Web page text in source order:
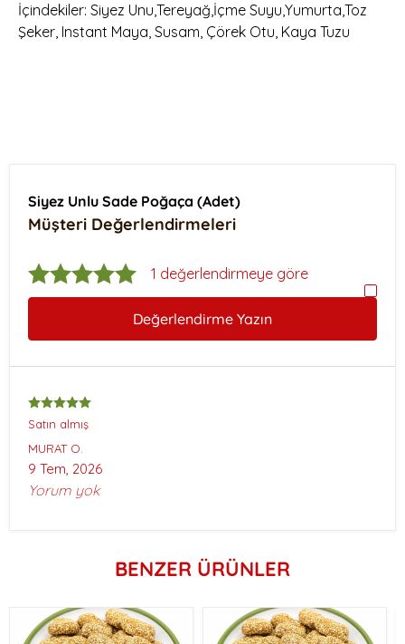
İçindekiler: Siyez Unu,Tereyağ,İçme Suyu,Yumurta,Toz
Şeker, Instant Maya, Susam, Çörek Otu, Kaya Tuzu
Siyez Unlu Sade Poğaça (Adet)
Müşteri Değerlendirmeleri
1 değerlendirmeye göre
Değerlendirme Yazın
Satın almış
MURAT O.
9 Tem, 2026
Yorum yok
BENZER ÜRÜNLER